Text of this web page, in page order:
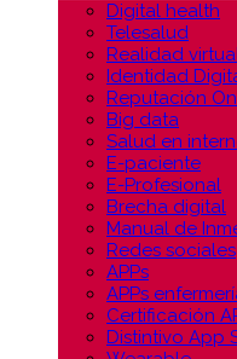
Digital health
Telesalud
Realidad
Identidad
Reputación
Big data
Salud en
E-paciente
E-Profesional
Brecha digital
Manual de
Redes sociales
APPs
APPs
Certificación
Distintivo App